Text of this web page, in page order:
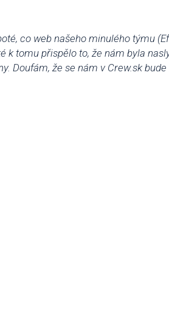
co web našeho minulého týmu
k tomu přispělo to, že nám byla
Doufám, že se nám v Crew.sk